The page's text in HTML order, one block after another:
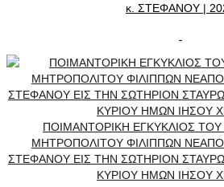
κ. ΣΤΕΦΑΝΟΥ |
ΠΟΙΜΑΝΤΟΡΙΚΗ ΕΓΚΥΚΛΙΟΣ
ΜΗΤΡΟΠΟΛΙΤΟΥ ΦΙΛΙΠΠΩΝ
ΣΤΕΦΑΝΟΥ ΕΙΣ ΤΗΝ ΣΩΤΗΡΙΟΝ
ΚΥΡΙΟΥ ΗΜΩΝ ΙΗΣΟΥ